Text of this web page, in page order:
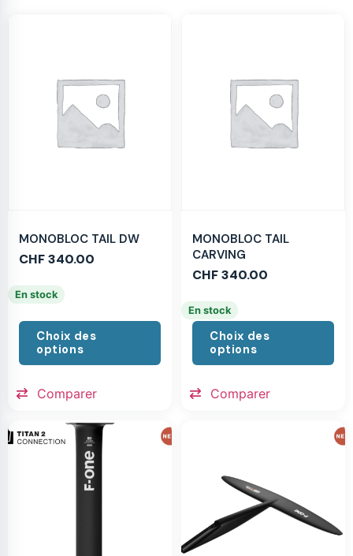
MONOBLOC TAIL DW
CHF340.00
En stock
Choix des
options
Comparer
MONOBLOC TAIL
CARVING
CHF340.00
En stock
Choix des
options
Comparer